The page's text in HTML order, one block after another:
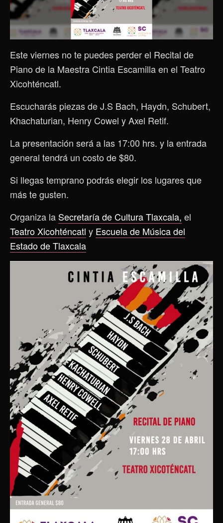
Este viernes no te puedes perder el Recital de
Piano de la Maestra Cintia Escamilla en el Teatro
Xicohténcatl.
Escucharás piezas de J.S Bach, Haydn, Schubert,
Khachaturian, Henry Cowel y Axel Retif.
La presentación será a las 17:00 hrs. y la entrada
general tendrá un costo de $80.
Si llegas temprano podrás elegir los lugares que
más te gusten.
Organiza la Secretaría de Cultura Tlaxcala, el
Teatro Xicohténcatl y Escuela de Música del
Estado de Tlaxcala